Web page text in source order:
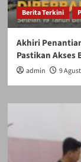
Berita Terkini
Akhiri
Pastikan Akses
admin 9